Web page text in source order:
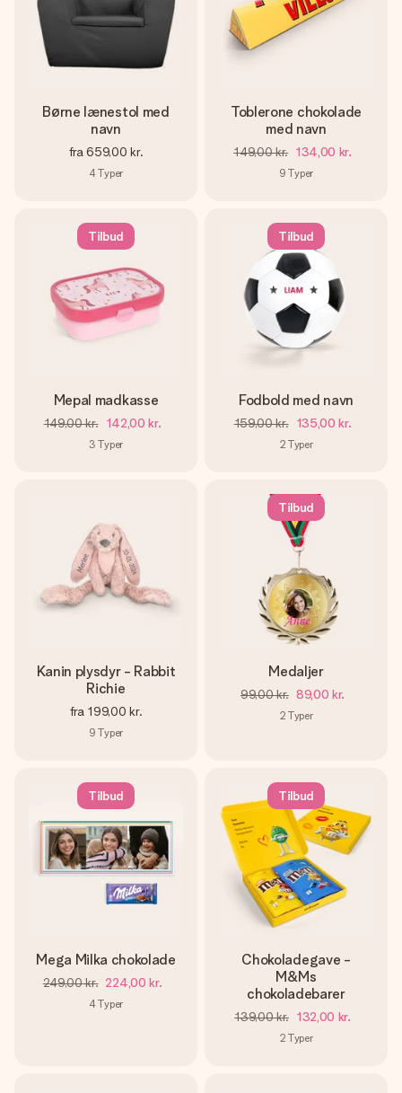
Børne lænestol med
navn
fra 659,00 kr.
4Typer
Toblerone chokolade
med navn
149,00 kr. 134,00 kr.
9 Typer
Tilbud
Mepal madkasse
149,00 kr. 142,00 kr.
3 Typer
Tilbud
Fodbold med navn
159,00 kr. 135,00 kr.
2 Typer
Kanin plysdyr - Rabbit
Richie
fra 199,00 kr.
9 Typer
Tilbud
Medaljer
99,00 kr. 89,00 kr.
2 Typer
Tilbud
Mega Milka chokolade
249,00 kr. 224,00 kr.
4Typer
Tilbud
Chokoladegave -
M&Ms
chokoladebarer
139,00 kr. 132,00 kr.
2 Typer